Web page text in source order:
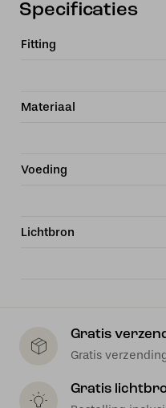
Specificaties
Fitting
Materiaal
Voeding
Lichtbron
Gratis
Gratis
Gratis